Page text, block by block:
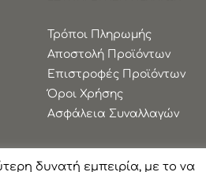
Τρόποι Πληρωμής
Αποστολή Προϊόντων
Επιστροφές Προϊόντων
Όροι Χρήσης
Ασφάλεια Συναλλαγών
δυνατή εμπειρία, με το να